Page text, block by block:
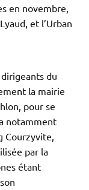
en novembre,
et l’Urban
du
la mairie
pour se
notamment
Courzyvite,
par la
étant